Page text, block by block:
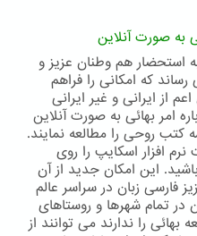
به صورت آنلاین
استحضار هم وطنان عزیز و
که امکانی را فراهم
از ایرانی و غیر ایرانی
امر بهائی به صورت آنلاین
کتب روحی را مطالعه نمایند.
افزار اسکایپ را روی
این امکان جدید از آن
فارسی زبان در سراسر عالم
تمام شهرها و روستاهای
را ندارند می توانند از